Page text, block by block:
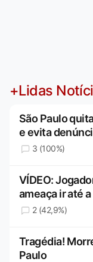
+Lidas
São Paulo
e evita
3 (100%)
VÍDEO:
ameaça ir até
2 (42,9%)
Tragédia!
Paulo